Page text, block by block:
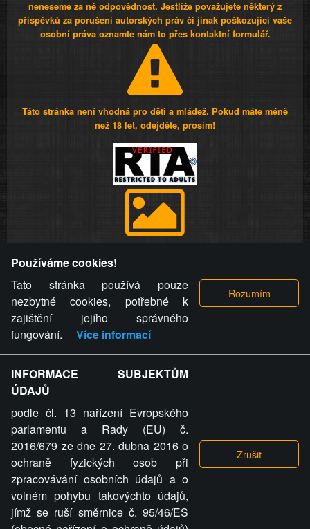
neneseme za ně odpovědnost. Jestliže považujete některý z
příspěvků za porušení autorských práv či jinak poškozující vaše
osobní práva oznamte nám to přes kontaktní formulář.
Táto stránka není vhodná pro děti a mládež. Pokud máte méně
než 18 let, odejděte, prosím!
videa a komentáře. Osoba, které se toto opatření provozovatele
stránky týče, ani osoba, která umístila fotografii nebo video na
stránku, nemůže z důvodu odstranění fotografie, videa nebo
komentáře pro výše uvedenou okolnost uplatnit vůči
provozovateli stránky žádný nárok na náhradu škody nebo
nemajetkové újmy.
ZVRÁCENÝ.CZ - Svět není zvrácenej. To jen
ty lidi...
ZVRÁCENÝ.CZ
PRAVIDLA A PODMÍNKY GDPR
Používáme cookies!
Tato stránka používá pouze
nezbytné cookies, potřebné k
zajištění jejího správného
fungování.
Více informací
INFORMACE SUBJEKTŮM
ÚDAJŮ
podle čl. 13 nařízení Evropského
parlamentu a Rady (EU) č.
2016/679 ze dne 27. dubna 2016 o
ochraně fyzických osob při
zpracovávání osobních údajů a o
volném pohybu takovýchto údajů,
jímž se ruší směrnice č. 95/46/ES